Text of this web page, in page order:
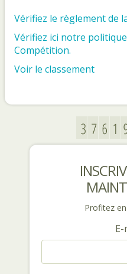
Vérifiez le règlement de
Vérifiez ici notre
Compétition.
Voir le classement
Profitez
E-